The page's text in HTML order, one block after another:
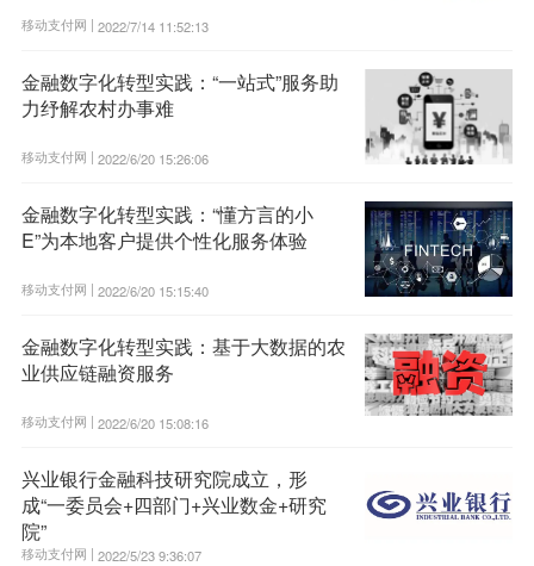
移动支付网 | 2022/7/14 11:52:13
金融数字化转型实践：“一站式”服务助
力纾解农村办事难
移动支付网 | 2022/6/20 15:26:06
金融数字化转型实践：“懂方言的小
E”为本地客户提供个性化服务体验
移动支付网 | 2022/6/20 15:15:40
金融数字化转型实践：基于大数据的农
业供应链融资服务
移动支付网 | 2022/6/20 15:08:16
兴业银行金融科技研究院成立，形
成“一委员会+四部门+兴业数金+研究
院”
移动支付网 | 2022/5/23 9:36:07